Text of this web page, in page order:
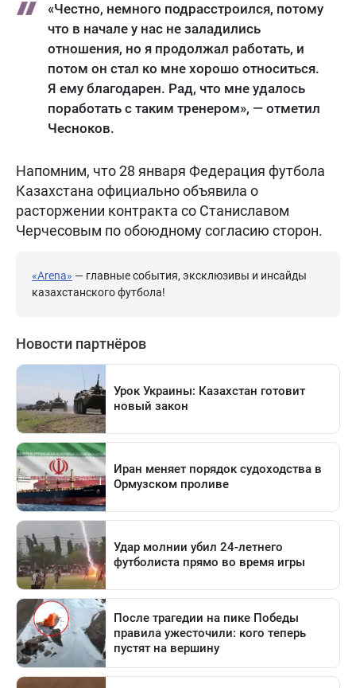
«Честно, немного подрасстроился, потому
что в начале у нас не заладились
отношения, но я продолжал работать, и
потом он стал ко мне хорошо относиться.
Я ему благодарен. Рад, что мне удалось
поработать с таким тренером», — отметил
Чесноков.
Напомним, что 28 января Федерация футбола
Казахстана официально объявила о
расторжении контракта со Станиславом
Черчесовым по обоюдному согласию сторон.
«Arena» — главные события, эксклюзивы и инсайды
казахстанского футбола!